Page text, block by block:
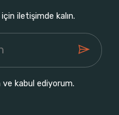
iletişimde kalın.
ve kabul ediyorum.